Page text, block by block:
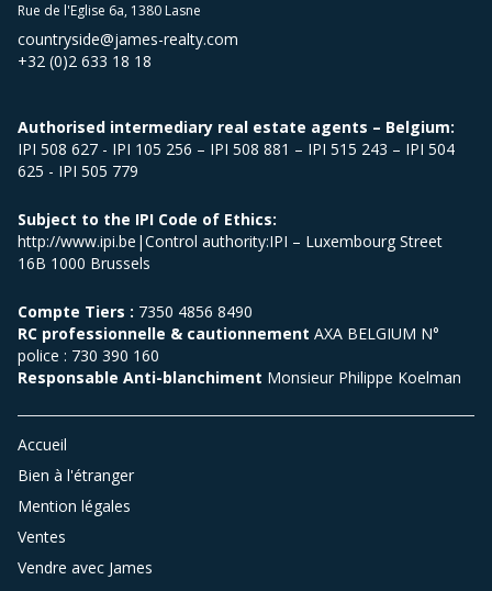
Rue de l'Eglise 6a, 1380 Lasne
countryside@james-realty.com
+32 (0)2 633 18 18
Authorised intermediary real estate agents – Belgium:
IPI 508 627 - IPI 105 256 – IPI 508 881 – IPI 515 243 – IPI 504
625 - IPI 505 779
Subject to the IPI Code of Ethics:
http://www.ipi.be|Control authority:IPI – Luxembourg Street
16B 1000 Brussels
Compte Tiers : 7350 4856 8490
RC professionnelle & cautionnement AXA BELGIUM N°
police : 730 390 160
Responsable Anti-blanchiment Monsieur Philippe Koelman
Accueil
Bien à l'étranger
Mention légales
Ventes
Vendre avec James